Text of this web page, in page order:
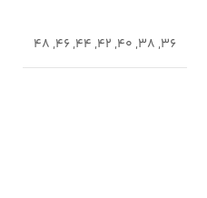
36
,
38
,
40
,
42
,
44
,
46
,
48